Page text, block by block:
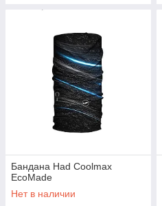
Бандана Had Coolmax
EcoMade
Нет в наличии